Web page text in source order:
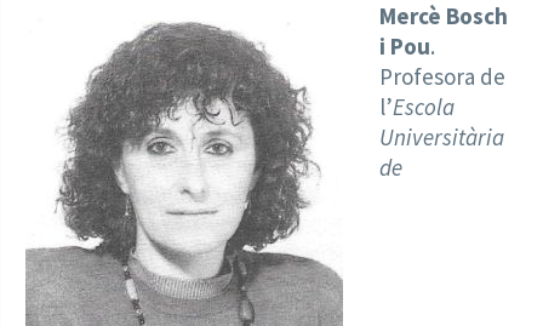
Mercè Bosch
i Pou.
Profesora de
l’Escola
Universitària
de